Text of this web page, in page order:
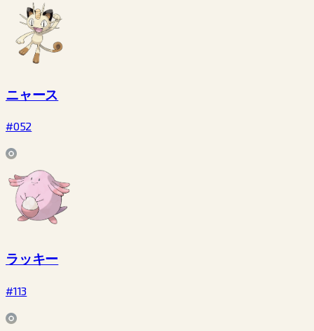
ニャース
#052
ラッキー
#113